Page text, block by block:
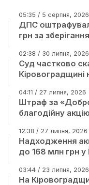
05:35 / 5 серпня, 2026
ДПС
грн за
02:38 / 30 липня, 2026
Суд частково
Кіровоградщині
04:11 / 27 липня, 2026
Штраф за
благодійну
12:38 / 27 липня, 2026
Надходження
до 168 млн грн у І
03:44 / 23 липня, 2026
На